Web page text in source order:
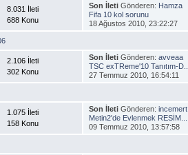
8.031 İleti
688 Konu
Son İletiGönderen: Hamza
Fifa 10 kol sorunu
18 Ağustos 2010, 23:22:27
2.106 İleti
302 Konu
Son İletiGönderen: avveaa
TSC exTReme'10 Tanıtım-D...
27 Temmuz 2010, 16:54:11
1.075 İleti
158 Konu
Son İletiGönderen: incemert
Metin2'de Evlenmek RESİM...
09 Temmuz 2010, 13:57:58